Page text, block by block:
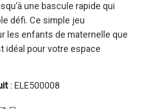
une bascule rapide qui
défi. Ce simple jeu
les enfants de maternelle que
idéal pour votre espace
: ELE500008